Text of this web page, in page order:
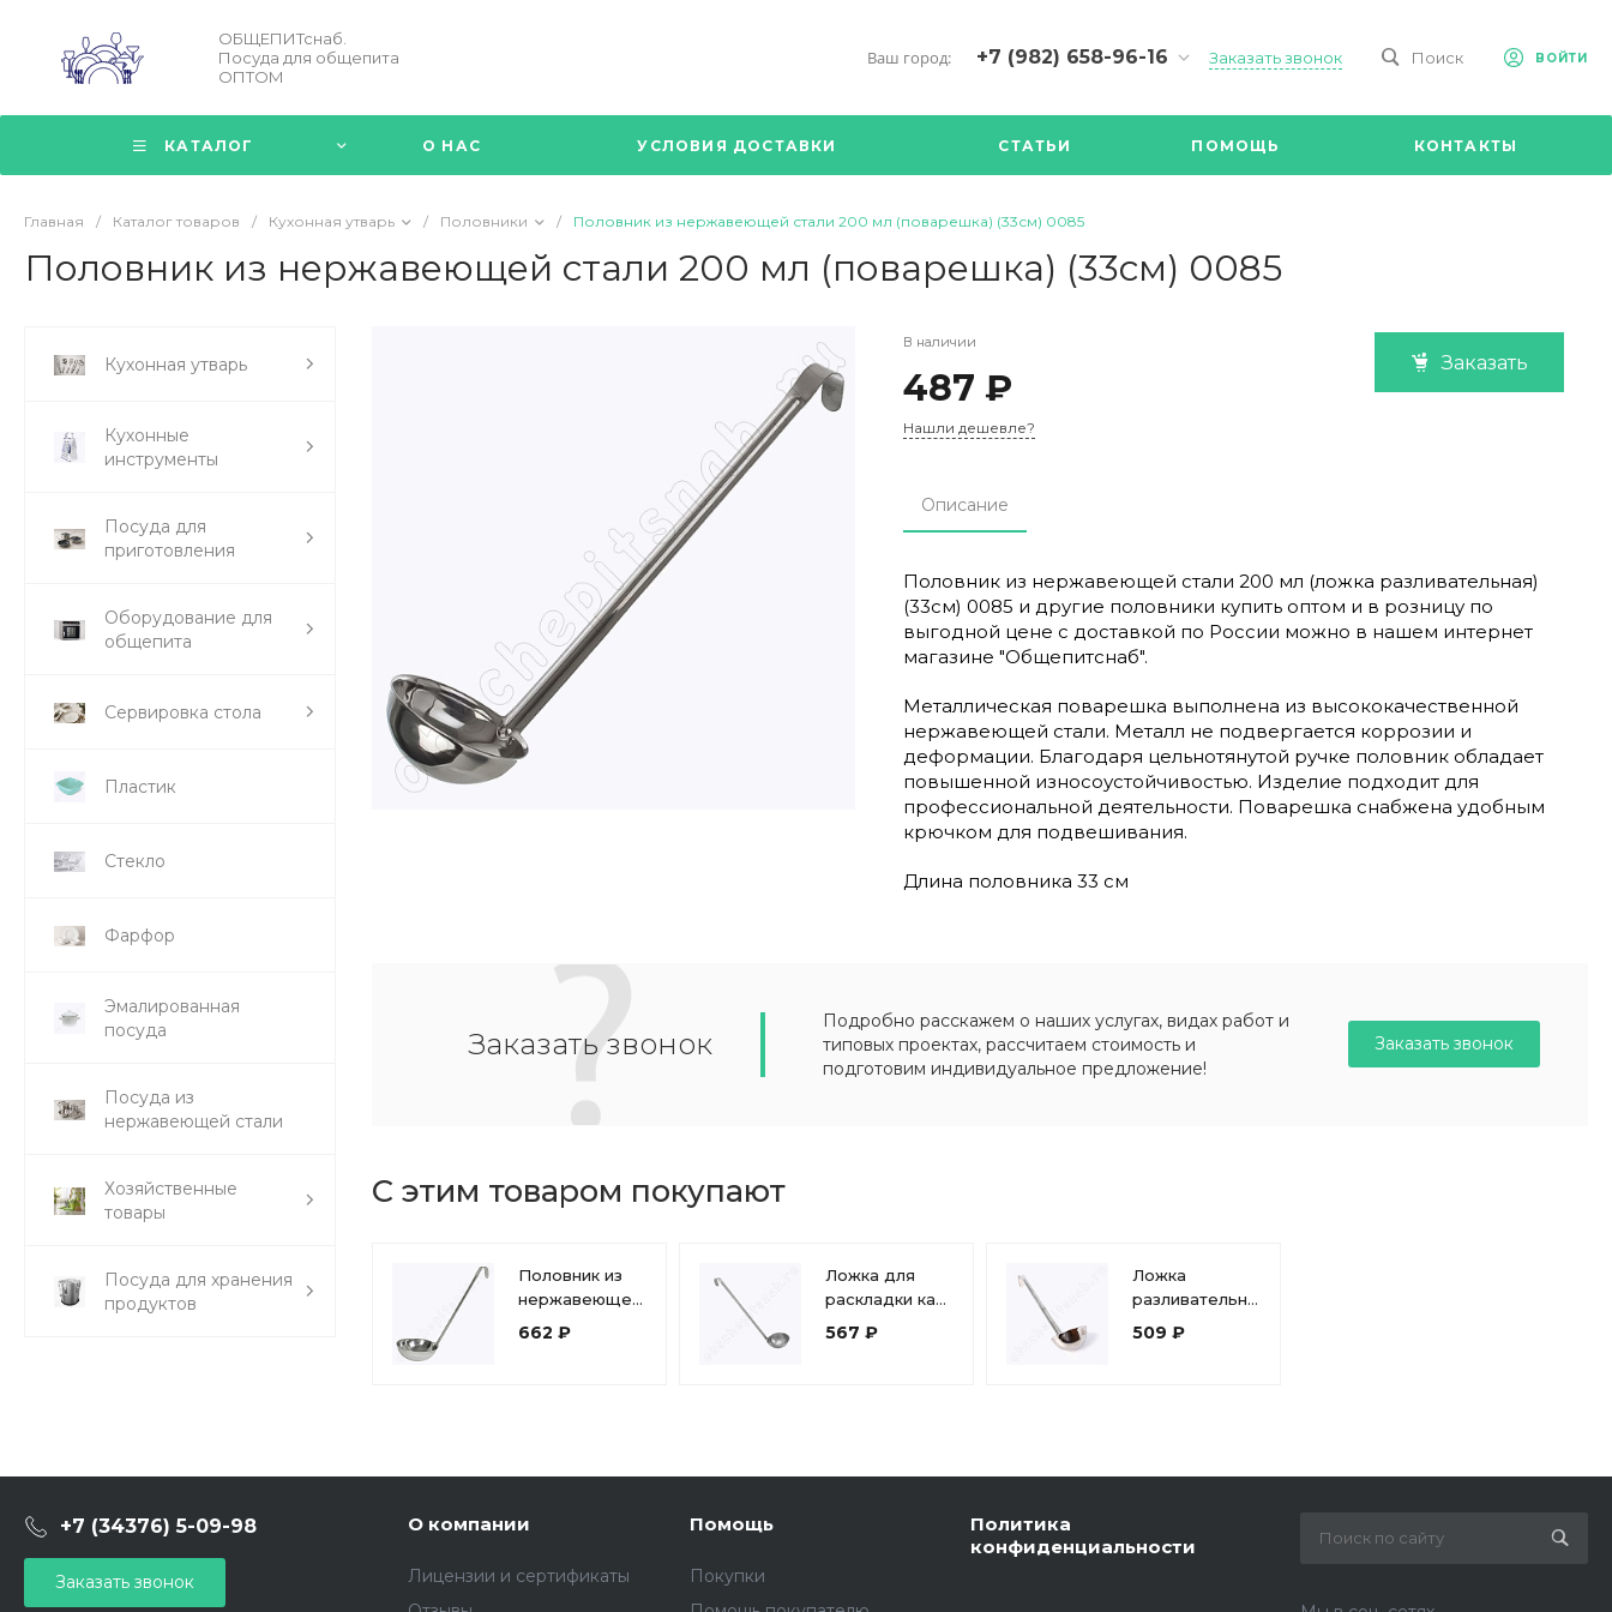
ОБЩЕПИТснаб.
Посуда для общепита
ОПТОМ
Ваш город: +7 (982) 658-96-16
+7 (34376) 5-09-98
г. Богданович,
Кооперативная, д 2/Д.
17.00
89126904490@mail.ru
Заказать звонок Поиск ВОЙТИ
КАТАЛОГ О НАС УСЛОВИЯ ДОСТАВКИ СТАТЬИ ПОМОЩЬ КОНТАКТЫ
Главная / Каталог товаров / Кухонная утварь / Половники / Половник из нержавеющей стали 200 мл (поварешка) (33см) 0085
Половник из нержавеющей стали 200 мл (поварешка) (33см) 0085
Кухонная утварь
Кухонные
инструменты
Посуда для
приготовления
Оборудование для
общепита
Сервировка стола
Пластик
Стекло
Фарфор
Эмалированная
посуда
Посуда из
нержавеющей стали
Хозяйственные
товары
Посуда для хранения
продуктов
В наличии
487 ₽
Заказать
Нашли дешевле?
Описание
Половник из нержавеющей стали 200 мл (ложка разливательная)
(33см) 0085 и другие половники купить оптом и в розницу по
выгодной цене с доставкой по России можно в нашем интернет
магазине "Общепитснаб".
Металлическая поварешка выполнена из высококачественной
нержавеющей стали. Металл не подвергается коррозии и
деформации. Благодаря цельнотянутой ручке половник обладает
повышенной износоустойчивостью. Изделие подходит для
профессиональной деятельности. Поварешка снабжена удобным
крючком для подвешивания.
Длина половника 33 см
Заказать звонок
Подробно расскажем о наших услугах, видах работ и
типовых проектах, рассчитаем стоимость и
подготовим индивидуальное предложение!
Заказать звонок
С этим товаром покупают
Половник из
нержавеющей
стали 500 мл
662 ₽
Ложка для
раскладки каш
нерж 250 мл.
567 ₽
Ложка
разливательная
(половник) 250
509 ₽
+7 (34376) 5-09-98
Заказать звонок
О компании
Лицензии и сертификаты
Помощь
Покупки
Политика
конфиденциальности